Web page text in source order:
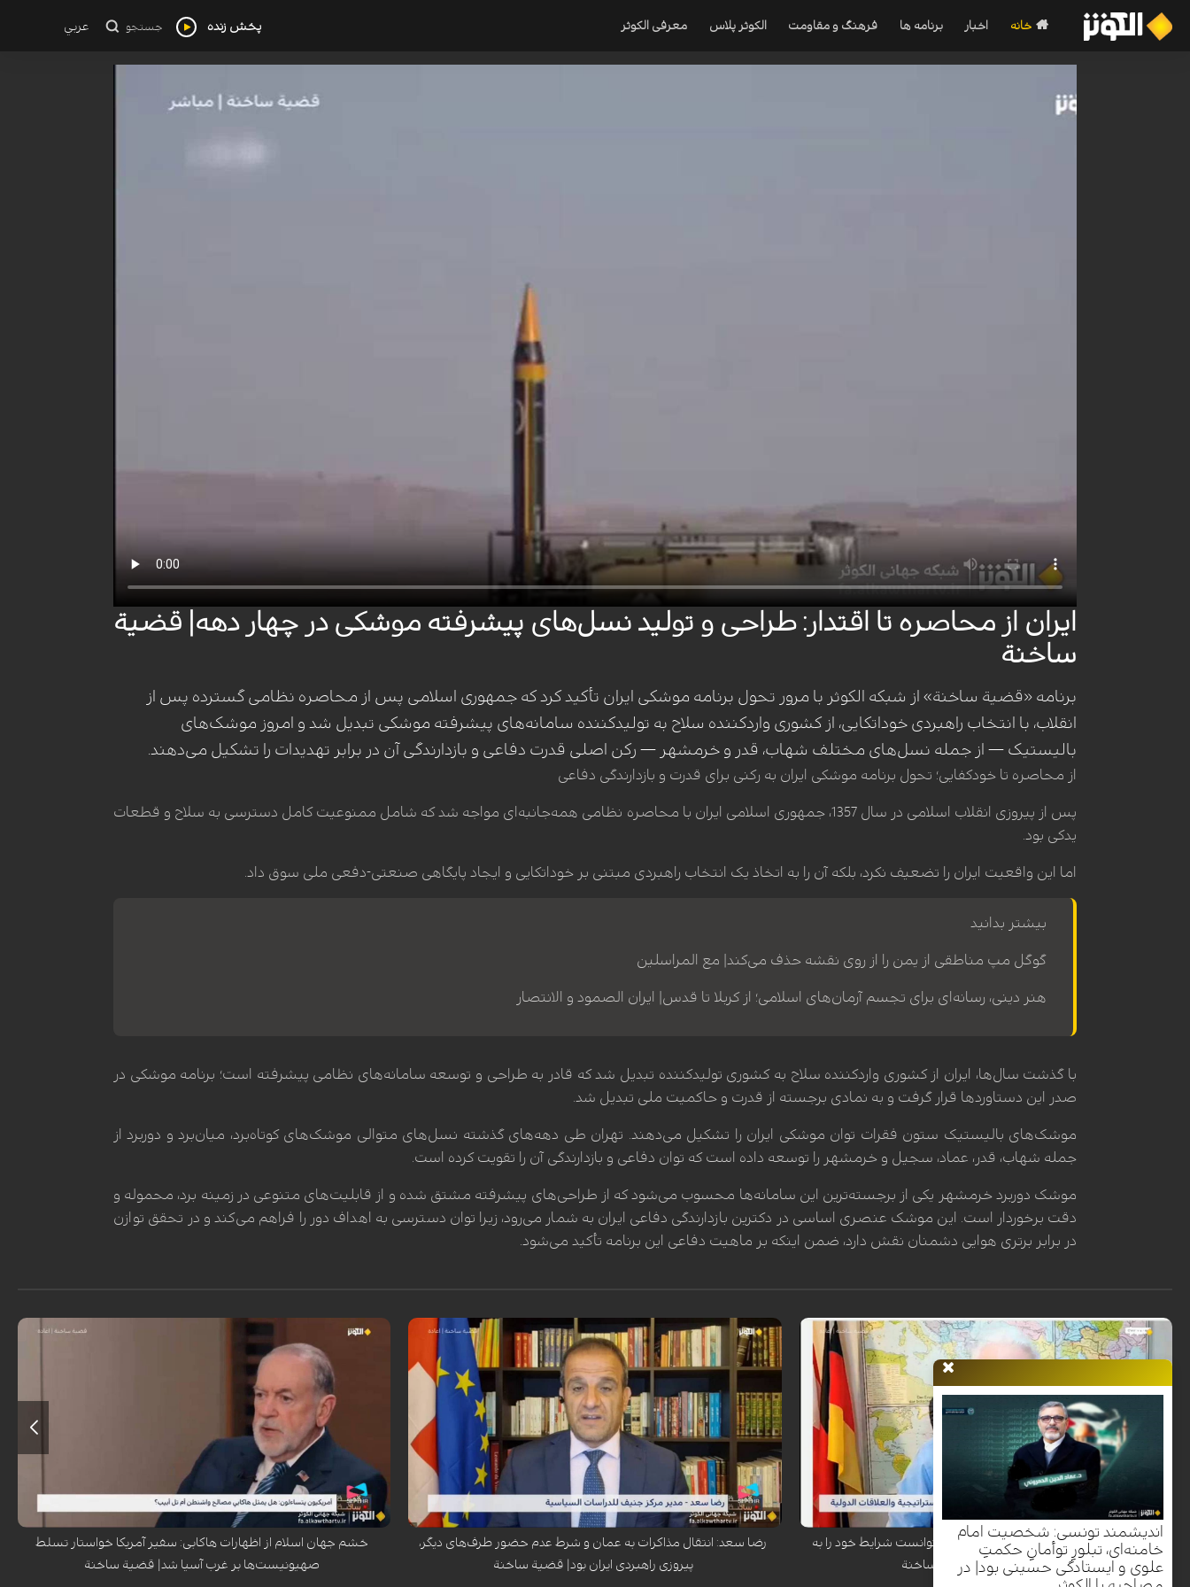
خانه اخبار برنامه ها فرهنگ و مقاومت الکوثر پلاس معرفی الکوثر پخش زنده جستجو عربي
ایران از محاصره تا اقتدار: طراحی و تولید نسل‌های پیشرفته موشکی در چهار دهه| قضیة
ساخنة
برنامه «قضیة ساخنة» از شبکه الکوثر با مرور تحول برنامه موشکی ایران تأکید کرد که جمهوری اسلامی پس از محاصره نظامی گسترده پس از
انقلاب، با انتخاب راهبردی خوداتکایی، از کشوری واردکننده سلاح به تولیدکننده سامانه‌های پیشرفته موشکی تبدیل شد و امروز موشک‌های
بالیستیک — از جمله نسل‌های مختلف شهاب، قدر و خرمشهر — رکن اصلی قدرت دفاعی و بازدارندگی آن در برابر تهدیدات را تشکیل می‌دهند.
از محاصره تا خودکفایی؛ تحول برنامه موشکی ایران به رکنی برای قدرت و بازدارندگی دفاعی
پس از پیروزی انقلاب اسلامی در سال 1357، جمهوری اسلامی ایران با محاصره نظامی همه‌جانبه‌ای مواجه شد که شامل ممنوعیت کامل دسترسی به سلاح و قطعات
یدکی بود.
اما این واقعیت ایران را تضعیف نکرد، بلکه آن را به اتخاذ یک انتخاب راهبردی مبتنی بر خوداتکایی و ایجاد پایگاهی صنعتی-دفعی ملی سوق داد.
بیشتر بدانید
گوگل مپ مناطقی از یمن را از روی نقشه حذف می‌کند| مع المراسلین
هنر دینی، رسانه‌ای برای تجسم آرمان‌های اسلامی؛ از کربلا تا قدس| ایران الصمود و الانتصار
با گذشت سال‌ها، ایران از کشوری واردکننده سلاح به کشوری تولیدکننده تبدیل شد که قادر به طراحی و توسعه سامانه‌های نظامی پیشرفته است؛ برنامه موشکی در
صدر این دستاوردها قرار گرفت و به نمادی برجسته از قدرت و حاکمیت ملی تبدیل شد.
موشک‌های بالیستیک ستون فقرات توان موشکی ایران را تشکیل می‌دهند. تهران طی دهه‌های گذشته نسل‌های متوالی موشک‌های کوتاه‌برد، میان‌برد و دوربرد از
جمله شهاب، قدر، عماد، سجیل و خرمشهر را توسعه داده است که توان دفاعی و بازدارندگی آن را تقویت کرده است.
موشک دوربرد خرمشهر یکی از برجسته‌ترین این سامانه‌ها محسوب می‌شود که از طراحی‌های پیشرفته مشتق شده و از قابلیت‌های متنوعی در زمینه برد، محموله و
دقت برخوردار است. این موشک عنصری اساسی در دکترین بازدارندگی دفاعی ایران به شمار می‌رود، زیرا توان دسترسی به اهداف دور را فراهم می‌کند و در تحقق توازن
در برابر برتری هوایی دشمنان نقش دارد، ضمن اینکه بر ماهیت دفاعی این برنامه تأکید می‌شود.
رضوان قاسم، بنیانگذار مرکز بروجن برای مطالعات راهبردی، در گفت‌وگو با
شبکه الکوثر تأکید کرد که تقویت نظامی گسترده آمریکا در منطقه با هدف فشار
روانی و سیاسی بر ایران انجام شده، اما واشنگتن به دلیل هشدار کارشناسان
درباره تبدیل هرگونه درگیری به جنگی فرسایشی و طولانی‌مدت، تمایل واقعی
رضوان قاسم: ترامپ با وجود کارزار نظامی، نتوانست شرایط خود را به
تهران تحمیل کند| قضیة ساخنة
رضا سعد، مدیر مرکز ژنو برای مطالعات سیاسی، در گفت‌وگو با شبکه الکوثر
تأکید کرد که ایران با موفقیت توانست مذاکرات غیرمستقیم با آمریکا را به
پرونده هسته‌ای محدود کند و سایر موضوعات منطقه‌ای را از میز مذاکره خارج
نماید. وی انتقال مذاکرات به عمان و شرط عدم حضور طرف‌های دیگر را از نقاط
قوت راهبرد تهران ارزیابی کرد و افزود که دور آینده مذاکرات در ژنو با وجود
تهدیدهای ترامپ برای استفاده از گزینه نظامی، در فضای تشدید فشارهای
سیاسی و رسانه‌ای برگزار خواهد شد.
رضا سعد: انتقال مذاکرات به عمان و شرط عدم حضور طرف‌های دیگر،
پیروزی راهبردی ایران بود| قضیة ساخنة
اظهارات جنجالی مایک هاکابی، سفیر آمریکا در رژیم صهیونیستی، درباره تسلط
این رژیم بر تمام سرزمین‌های غرب آسیا بر اساس تفاسیر توراتی، موج گسترده‌ای
از خشم در جهان اسلام و حتی انتقاداتی را در داخل آمریکا برانگیخته است.
خشم جهان اسلام از اظهارات هاکابی: سفیر آمریکا خواستار تسلط
صهیونیست‌ها بر غرب آسیا شد| قضیة ساخنة
اندیشمند تونسی: شخصیت امام
خامنه‌ای، تبلورِ توأمانِ حکمتِ
علوی و ایستادگی حسینی بود| در